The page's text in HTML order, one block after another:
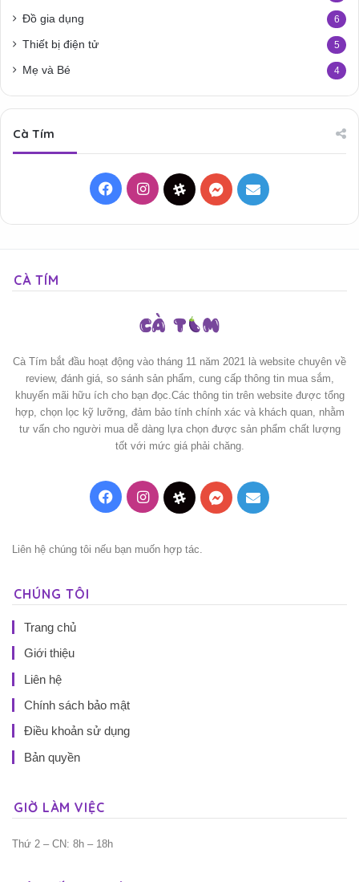
Đồ gia dụng 6
Thiết bị điện tử 5
Mẹ và Bé 4
Cà Tím
FacebookInstagramThreadsMessenger
Mail
CÀ TÍM
Cà Tím bắt đầu hoạt động vào tháng 11 năm 2021 là website chuyên về
review, đánh giá, so sánh sản phẩm, cung cấp thông tin mua sắm,
khuyến mãi hữu ích cho bạn đọc.Các thông tin trên website được tổng
hợp, chọn lọc kỹ lưỡng, đảm bảo tính chính xác và khách quan, nhằm
tư vấn cho người mua dễ dàng lựa chọn được sản phẩm chất lượng
tốt với mức giá phải chăng.
FacebookInstagramThreadsMessenger
Mail
Liên hệ chúng tôi nếu bạn muốn hợp tác.
CHÚNG TÔI
Trang chủ
Giới thiệu
Liên hệ
Chính sách bảo mật
Điều khoản sử dụng
Bản quyền
GIỜ LÀM VIỆC
Thứ 2 – CN: 8h – 18h